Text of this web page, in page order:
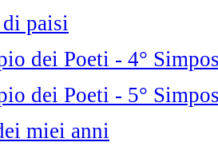
di paisi
dei Poeti - 4°
dei Poeti - 5°
miei anni